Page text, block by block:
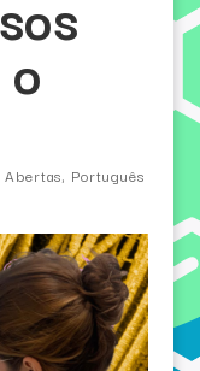
Abertas, Português